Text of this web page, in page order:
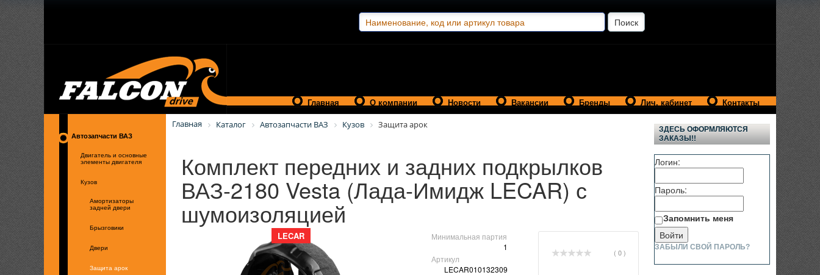
Главная О компании Новости Вакансии Бренды Лич. кабинет Контакты
Автозапчасти ВАЗ
Двигатель и основные
элементы двигателя
Кузов
Амортизаторы
задней двери
Брызговики
Двери
Защита арок
Главная Каталог Автозапчасти ВАЗ Кузов Защита арок
Комплект передних и задних подкрылков
ВАЗ-2180 Vesta (Лада-Имидж LECAR) с
шумоизоляцией
LECAR
Минимальная партия
1
Артикул
LECAR010132309
( 0 )
ЗДЕСЬ ОФОРМЛЯЮТСЯ
ЗАКАЗЫ!!
Логин:
Пароль:
Запомнить меня
ЗАБЫЛИ СВОЙ ПАРОЛЬ?